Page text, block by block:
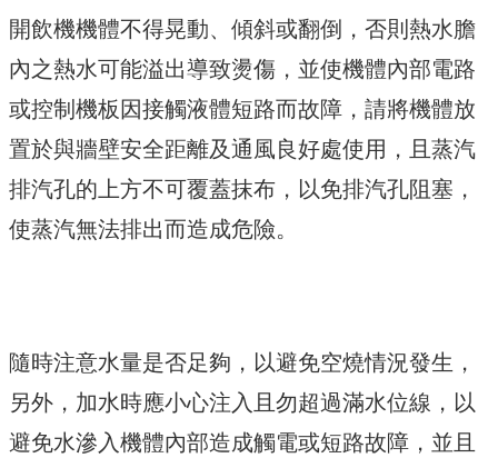
開飲機機體不得晃動、傾斜或翻倒，否則熱水膽
內之熱水可能溢出導致燙傷，並使機體內部電路
或控制機板因接觸液體短路而故障，請將機體放
置於與牆壁安全距離及通風良好處使用，且蒸汽
排汽孔的上方不可覆蓋抹布，以免排汽孔阻塞，
使蒸汽無法排出而造成危險。
隨時注意水量是否足夠，以避免空燒情況發生，
另外，加水時應小心注入且勿超過滿水位線，以
避免水滲入機體內部造成觸電或短路故障，並且